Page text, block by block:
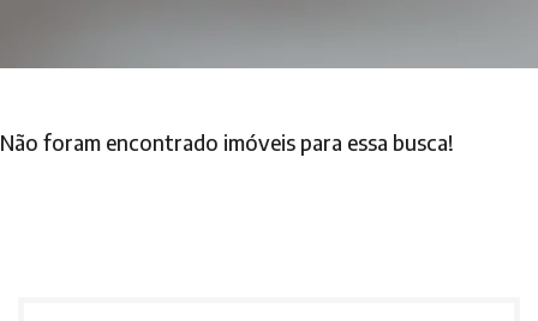
Não foram encontrado imóveis para essa busca!